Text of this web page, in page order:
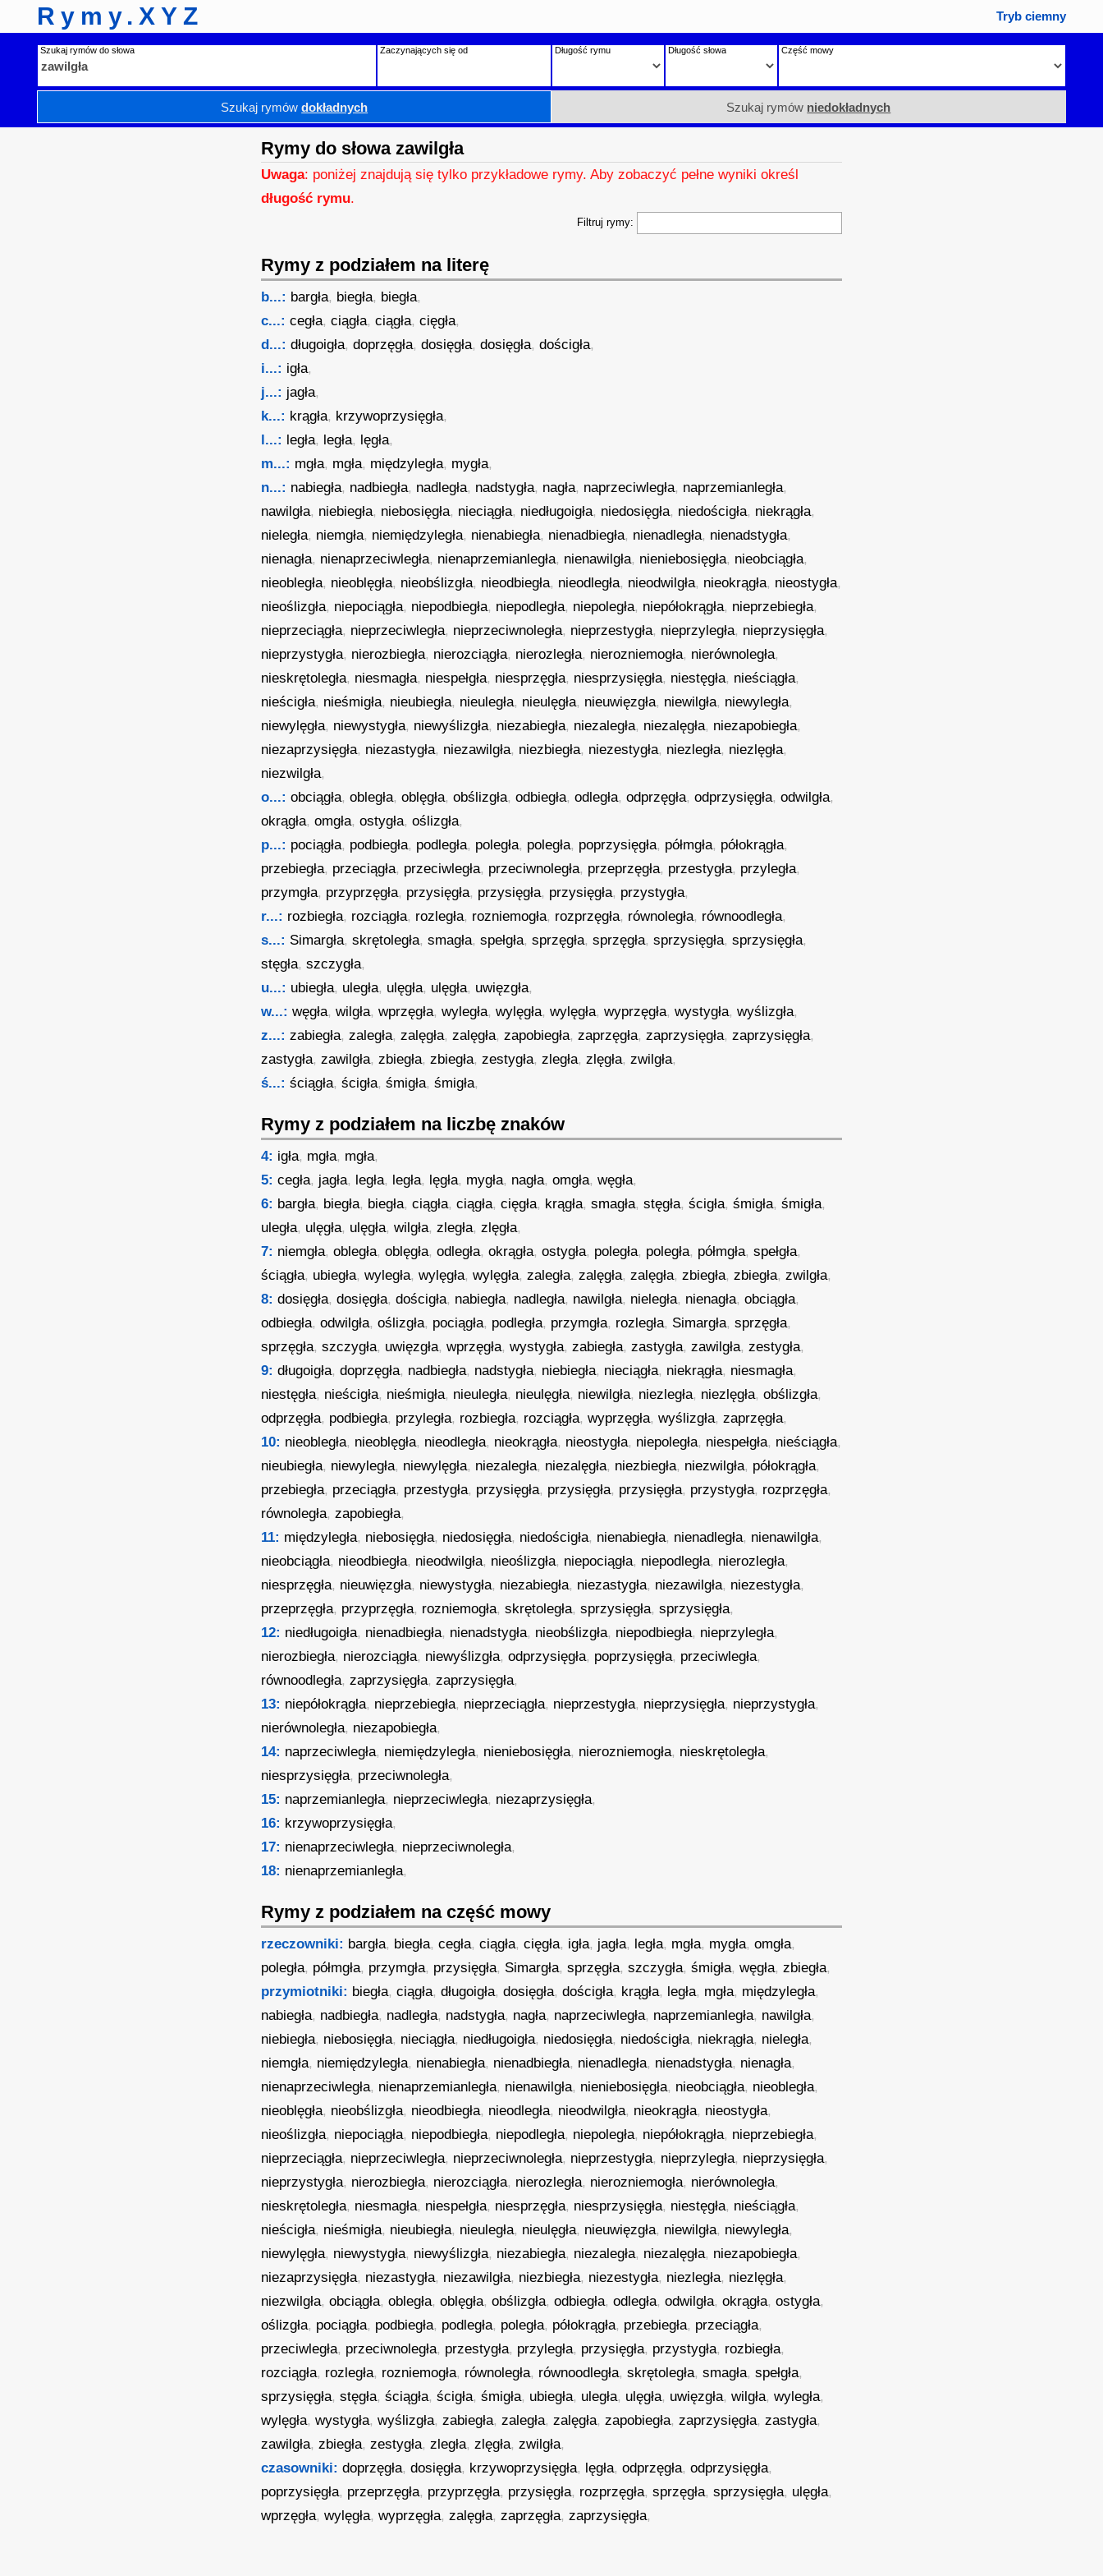
Rymy.XYZ Tryb ciemny
Szukaj rymów do słowa Zaczynających się od Długość rymu Długość słowa Część mowy
Szukaj rymówdokładnych Szukaj rymów niedokładnych
Rymy do słowa zawilgła
Uwaga: poniżej znajdują się tylko przykładowe rymy. Aby zobaczyć pełne wyniki określ
długość rymu.
Filtruj rymy:
Rymy z podziałem na literę
b...: bargła, biegła, biegła,
c...: cegła,ciągła,ciągła,cięgła,
d...: długoigła,doprzęgła,dosięgła,dosięgła,dościgła,
i...: igła,
j...: jagła,
k...: krągła, krzywoprzysięgła,
l...: legła, legła, lęgła,
m...: mgła, mgła, międzyległa, mygła,
n...: nabiegła, nadbiegła, nadległa, nadstygła, nagła, naprzeciwległa, naprzemianległa,
nawilgła, niebiegła, niebosięgła, nieciągła, niedługoigła, niedosięgła, niedościgła, niekrągła,
nieległa, niemgła, niemiędzyległa, nienabiegła, nienadbiegła, nienadległa, nienadstygła,
nienagła, nienaprzeciwległa, nienaprzemianległa, nienawilgła, nieniebosięgła, nieobciągła,
nieobległa, nieoblęgła, nieobślizgła, nieodbiegła, nieodległa, nieodwilgła, nieokrągła, nieostygła,
nieoślizgła, niepociągła, niepodbiegła, niepodległa, niepoległa, niepółokrągła, nieprzebiegła,
nieprzeciągła, nieprzeciwległa, nieprzeciwnoległa, nieprzestygła, nieprzyległa, nieprzysięgła,
nieprzystygła, nierozbiegła, nierozciągła, nierozległa, nierozniemogła, nierównoległa,
nieskrętoległa, niesmagła, niespełgła, niesprzęgła, niesprzysięgła, niestęgła, nieściągła,
nieścigła, nieśmigła, nieubiegła, nieuległa, nieulęgła, nieuwięzgła, niewilgła, niewyległa,
niewylęgła, niewystygła, niewyślizgła, niezabiegła, niezaległa, niezalęgła, niezapobiegła,
niezaprzysięgła, niezastygła, niezawilgła, niezbiegła, niezestygła, niezległa, niezlęgła,
niezwilgła,
o...: obciągła,obległa,oblęgła,obślizgła,odbiegła,odległa,odprzęgła,odprzysięgła,odwilgła,
okrągła,omgła,ostygła,oślizgła,
p...: pociągła, podbiegła, podległa, poległa, poległa, poprzysięgła, półmgła, półokrągła,
przebiegła, przeciągła, przeciwległa, przeciwnoległa, przeprzęgła, przestygła, przyległa,
przymgła, przyprzęgła, przysięgła, przysięgła, przysięgła, przystygła,
r...: rozbiegła, rozciągła, rozległa, rozniemogła, rozprzęgła, równoległa, równoodległa,
s...: Simargła,skrętoległa,smagła,spełgła,sprzęgła,sprzęgła,sprzysięgła,sprzysięgła,
stęgła,szczygła,
u...: ubiegła, uległa, ulęgła, ulęgła, uwięzgła,
w...: węgła,wilgła,wprzęgła,wyległa,wylęgła,wylęgła,wyprzęgła,wystygła,wyślizgła,
z...: zabiegła,zaległa,zalęgła,zalęgła,zapobiegła,zaprzęgła,zaprzysięgła,zaprzysięgła,
zastygła,zawilgła,zbiegła,zbiegła,zestygła,zległa,zlęgła,zwilgła,
ś...: ściągła,ścigła,śmigła,śmigła,
Rymy z podziałem na liczbę znaków
4: igła, mgła, mgła,
5: cegła, jagła, legła, legła, lęgła, mygła, nagła,omgła,węgła,
6: bargła, biegła, biegła,ciągła,ciągła,cięgła, krągła,smagła,stęgła,ścigła,śmigła,śmigła,
uległa, ulęgła, ulęgła,wilgła,zległa,zlęgła,
7: niemgła,obległa,oblęgła,odległa,okrągła,ostygła, poległa, poległa, półmgła,spełgła,
ściągła, ubiegła,wyległa,wylęgła,wylęgła,zaległa,zalęgła,zalęgła,zbiegła,zbiegła,zwilgła,
8: dosięgła,dosięgła,dościgła, nabiegła, nadległa, nawilgła, nieległa, nienagła,obciągła,
odbiegła,odwilgła,oślizgła, pociągła, podległa, przymgła, rozległa, Simargła,sprzęgła,
sprzęgła,szczygła, uwięzgła,wprzęgła,wystygła,zabiegła,zastygła,zawilgła,zestygła,
9: długoigła,doprzęgła, nadbiegła, nadstygła, niebiegła, nieciągła, niekrągła, niesmagła,
niestęgła, nieścigła, nieśmigła, nieuległa, nieulęgła, niewilgła, niezległa, niezlęgła,obślizgła,
odprzęgła, podbiegła, przyległa, rozbiegła, rozciągła,wyprzęgła,wyślizgła,zaprzęgła,
10: nieobległa, nieoblęgła, nieodległa, nieokrągła, nieostygła, niepoległa, niespełgła, nieściągła,
nieubiegła, niewyległa, niewylęgła, niezaległa, niezalęgła, niezbiegła, niezwilgła, półokrągła,
przebiegła, przeciągła, przestygła, przysięgła, przysięgła, przysięgła, przystygła, rozprzęgła,
równoległa,zapobiegła,
11: międzyległa, niebosięgła, niedosięgła, niedościgła, nienabiegła, nienadległa, nienawilgła,
nieobciągła, nieodbiegła, nieodwilgła, nieoślizgła, niepociągła, niepodległa, nierozległa,
niesprzęgła, nieuwięzgła, niewystygła, niezabiegła, niezastygła, niezawilgła, niezestygła,
przeprzęgła, przyprzęgła, rozniemogła,skrętoległa,sprzysięgła,sprzysięgła,
12: niedługoigła, nienadbiegła, nienadstygła, nieobślizgła, niepodbiegła, nieprzyległa,
nierozbiegła, nierozciągła, niewyślizgła,odprzysięgła, poprzysięgła, przeciwległa,
równoodległa,zaprzysięgła,zaprzysięgła,
13: niepółokrągła, nieprzebiegła, nieprzeciągła, nieprzestygła, nieprzysięgła, nieprzystygła,
nierównoległa, niezapobiegła,
14: naprzeciwległa, niemiędzyległa, nieniebosięgła, nierozniemogła, nieskrętoległa,
niesprzysięgła, przeciwnoległa,
15: naprzemianległa, nieprzeciwległa, niezaprzysięgła,
16: krzywoprzysięgła,
17: nienaprzeciwległa, nieprzeciwnoległa,
18: nienaprzemianległa,
Rymy z podziałem na część mowy
rzeczowniki: bargła, biegła,cegła,ciągła,cięgła, igła, jagła, legła, mgła, mygła,omgła,
poległa, półmgła, przymgła, przysięgła, Simargła,sprzęgła,szczygła,śmigła,węgła,zbiegła,
przymiotniki: biegła,ciągła,długoigła,dosięgła,dościgła, krągła, legła, mgła, międzyległa,
nabiegła, nadbiegła, nadległa, nadstygła, nagła, naprzeciwległa, naprzemianległa, nawilgła,
niebiegła, niebosięgła, nieciągła, niedługoigła, niedosięgła, niedościgła, niekrągła, nieległa,
niemgła, niemiędzyległa, nienabiegła, nienadbiegła, nienadległa, nienadstygła, nienagła,
nienaprzeciwległa, nienaprzemianległa, nienawilgła, nieniebosięgła, nieobciągła, nieobległa,
nieoblęgła, nieobślizgła, nieodbiegła, nieodległa, nieodwilgła, nieokrągła, nieostygła,
nieoślizgła, niepociągła, niepodbiegła, niepodległa, niepoległa, niepółokrągła, nieprzebiegła,
nieprzeciągła, nieprzeciwległa, nieprzeciwnoległa, nieprzestygła, nieprzyległa, nieprzysięgła,
nieprzystygła, nierozbiegła, nierozciągła, nierozległa, nierozniemogła, nierównoległa,
nieskrętoległa, niesmagła, niespełgła, niesprzęgła, niesprzysięgła, niestęgła, nieściągła,
nieścigła, nieśmigła, nieubiegła, nieuległa, nieulęgła, nieuwięzgła, niewilgła, niewyległa,
niewylęgła, niewystygła, niewyślizgła, niezabiegła, niezaległa, niezalęgła, niezapobiegła,
niezaprzysięgła, niezastygła, niezawilgła, niezbiegła, niezestygła, niezległa, niezlęgła,
niezwilgła,obciągła,obległa,oblęgła,obślizgła,odbiegła,odległa,odwilgła,okrągła,ostygła,
oślizgła, pociągła, podbiegła, podległa, poległa, półokrągła, przebiegła, przeciągła,
przeciwległa, przeciwnoległa, przestygła, przyległa, przysięgła, przystygła, rozbiegła,
rozciągła, rozległa, rozniemogła, równoległa, równoodległa,skrętoległa,smagła,spełgła,
sprzysięgła,stęgła,ściągła,ścigła,śmigła, ubiegła, uległa, ulęgła, uwięzgła,wilgła,wyległa,
wylęgła,wystygła,wyślizgła,zabiegła,zaległa,zalęgła,zapobiegła,zaprzysięgła,zastygła,
zawilgła,zbiegła,zestygła,zległa,zlęgła,zwilgła,
czasowniki: doprzęgła,dosięgła, krzywoprzysięgła, lęgła,odprzęgła,odprzysięgła,
poprzysięgła, przeprzęgła, przyprzęgła, przysięgła, rozprzęgła,sprzęgła,sprzysięgła, ulęgła,
wprzęgła,wylęgła,wyprzęgła,zalęgła,zaprzęgła,zaprzysięgła,